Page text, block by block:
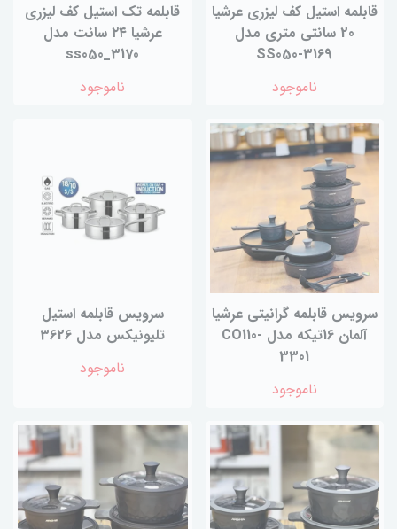
قابلمه استیل کف لیزری عرشیا
20 سانتی متری مدل
SS050-3169
ناموجود
قابلمه تک استیل کف لیزری
عرشیا ۲۴ سانت مدل
ss050_3170
ناموجود
سرویس قابلمه گرانیتی عرشیا
آلمان 16تیکه مدل CO110-
3301
ناموجود
سرویس قابلمه استیل
تلیونیکس مدل 3626
ناموجود